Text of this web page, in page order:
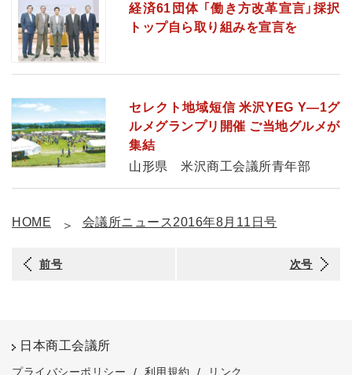
経済61団体 「働き方改革宣言」採択
トップ自ら取り組みを宣言を
セレクト地域短信 米沢YEG Y―1グ
ルメグランプリ開催 ご当地グルメが
集結
山形県 米沢商工会議所青年部
HOME 会議所ニュース2016年8月11日号
前号 次号
日本商工会議所
プライバシーポリシー / 利用規約 / リンク